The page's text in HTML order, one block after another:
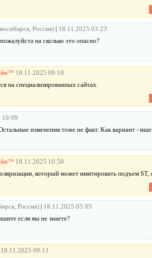
Россия) | 18.11.2025 03:23
на сколько это опасно?
18.11.2025 09:10
на специализированных сайтах.
10:09
изменения тоже не факт. Как вариант -
18.11.2025 10:50
который может имитировать подъем ST,
Россия) | 18.11.2025 05:05
если вы не знаете?
18.11.2025 09:11